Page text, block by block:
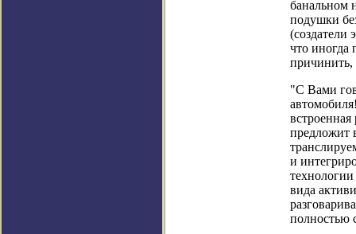
банальном
подушки
(создатели
что иногда
причинить,
"С Вами
предложит
и
вида
полностью